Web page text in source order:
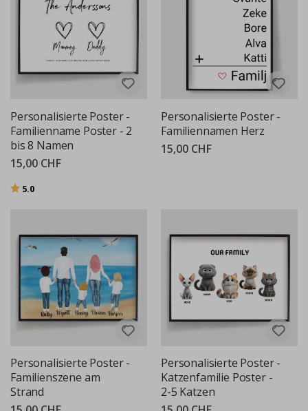
Personalisierte Poster -
Familienname Poster - 2
bis 8 Namen
15,00 CHF
Bewertung:
5.0
Personalisierte Poster -
Familiennamen Herz
15,00 CHF
Personalisierte Poster -
Familienszene am
Strand
Personalisierte Poster -
Katzenfamilie Poster -
2-5 Katzen